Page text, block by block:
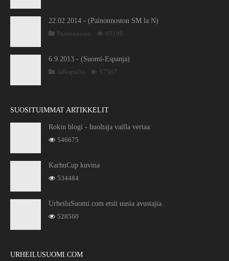
22.02.2014 - (Painonnoston SM la N)
Painonnosto
69199
6.9.2013 - (Suomi-Espanja)
Jalkapallo
57567
SUOSITUIMMAT ARTIKKELIT
Rokin blogi - huoltaja vailla vertaa
546675
KarhuCup kuvina
534484
UrheiluSuomi.com etsii uusia avustajia
528560
URHEILUSUOMI.COM